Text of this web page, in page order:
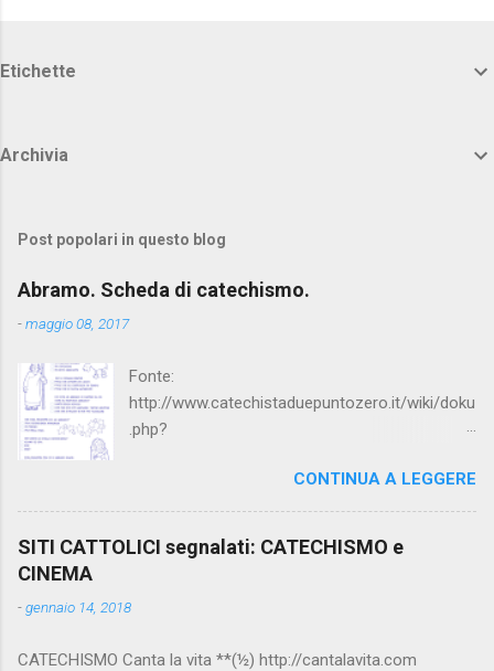
Etichette
Archivia
Post popolari in questo blog
Abramo. Scheda di catechismo.
-maggio 08, 2017
Fonte:
http://www.catechistaduepuntozero.it/wiki/doku
.php?
CONTINUA A LEGGERE
SITI CATTOLICI segnalati: CATECHISMO e
CINEMA
-gennaio 14, 2018
CATECHISMO Canta la vita **(½) http://cantalavita.com